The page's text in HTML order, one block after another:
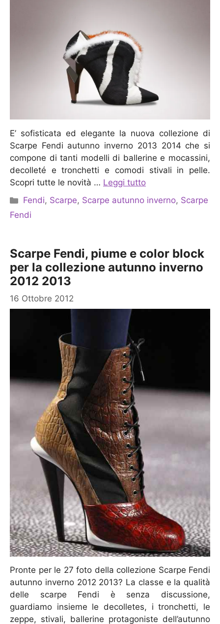
E’ sofisticata ed elegante la nuova collezione di
Scarpe Fendi autunno inverno 2013 2014 che si
compone di tanti modelli di ballerine e mocassini,
decolleté e tronchetti e comodi stivali in pelle.
Scopri tutte le novità … Leggi tutto
Categorie
Fendi, Scarpe, Scarpe autunno inverno, Scarpe
Fendi
Scarpe Fendi, piume e color block
per la collezione autunno inverno
2012 2013
16 Ottobre 2012
Pronte per le 27 foto della collezione Scarpe Fendi
autunno inverno 2012 2013? La classe e la qualità
delle scarpe Fendi è senza discussione,
guardiamo insieme le decolletes, i tronchetti, le
zeppe, stivali, ballerine protagoniste dell’autunno